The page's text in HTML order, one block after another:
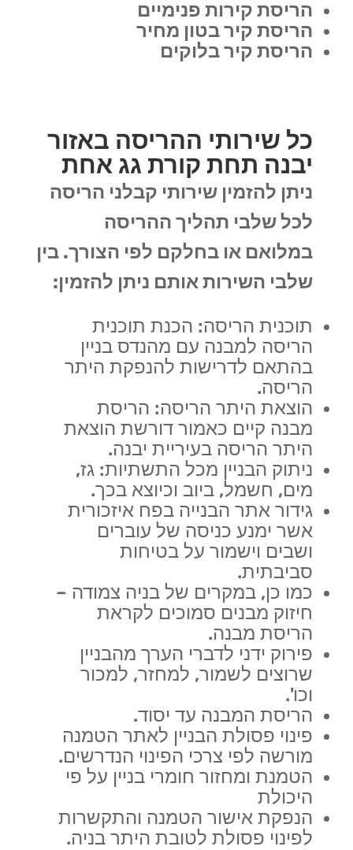
הריסת קירות פנימיים
הריסת קיר בטון מחיר
הריסת קיר בלוקים
כל שירותי ההריסה באזור
יבנה תחת קורת גג אחת
ניתן להזמין שירותי קבלני הריסה
לכל שלבי תהליך ההריסה
במלואם או בחלקם לפי הצורך. בין
שלבי השירות אותם ניתן להזמין:
תוכנית הריסה: הכנת תוכנית
הריסה למבנה עם מהנדס בניין
בהתאם לדרישות להנפקת היתר
הריסה.
הוצאת היתר הריסה: הריסת
מבנה קיים כאמור דורשת הוצאת
היתר הריסה בעיריית יבנה.
ניתוק הבניין מכל התשתיות: גז,
מים, חשמל, ביוב וכיוצא בכך.
גידור אתר הבנייה בפח איזכורית
אשר ימנע כניסה של עוברים
ושבים וישמור על בטיחות
סביבתית.
כמו כן, במקרים של בניה צמודה –
חיזוק מבנים סמוכים לקראת
הריסת מבנה.
פירוק ידני לדברי הערך מהבניין
שרוצים לשמור, למחזר, למכור
וכו'.
הריסת המבנה עד יסוד.
פינוי פסולת הבניין לאתר הטמנה
מורשה לפי צרכי הפינוי הנדרשים.
הטמנת ומחזור חומרי בניין על פי
היכולת
הנפקת אישור הטמנה והתקשרות
לפינוי פסולת לטובת היתר בניה.